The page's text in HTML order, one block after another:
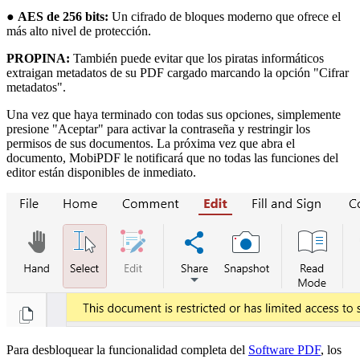
● AES de 256 bits: Un cifrado de bloques moderno que ofrece el
más alto nivel de protección.
PROPINA: También puede evitar que los piratas informáticos
extraigan metadatos de su PDF cargado marcando la opción "Cifrar
metadatos".
Una vez que haya terminado con todas sus opciones, simplemente
presione "Aceptar" para activar la contraseña y restringir los
permisos de sus documentos. La próxima vez que abra el
documento, MobiPDF le notificará que no todas las funciones del
editor están disponibles de inmediato.
Para desbloquear la funcionalidad completa del Software PDF, los